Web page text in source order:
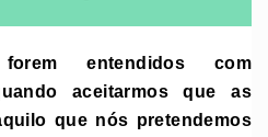
entendidos com
aceitarmos que as
que nós pretendemos